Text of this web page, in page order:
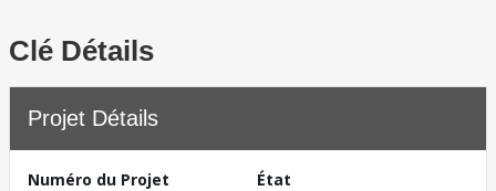
Clé Détails
Projet Détails
Numéro du Projet
État